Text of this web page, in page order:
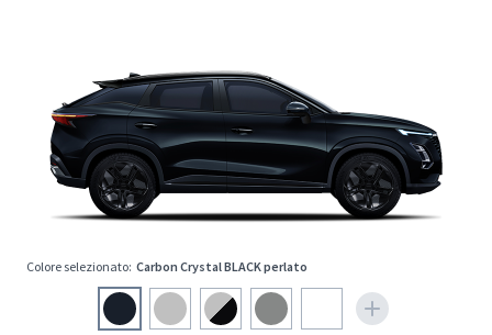
Colore selezionato: Carbon Crystal BLACK perlato